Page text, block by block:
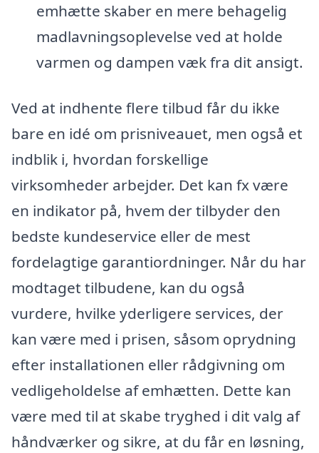
emhætte skaber en mere behagelig
madlavningsoplevelse ved at holde
varmen og dampen væk fra dit ansigt.
Ved at indhente flere tilbud får du ikke
bare en idé om prisniveauet, men også et
indblik i, hvordan forskellige
virksomheder arbejder. Det kan fx være
en indikator på, hvem der tilbyder den
bedste kundeservice eller de mest
fordelagtige garantiordninger. Når du har
modtaget tilbudene, kan du også
vurdere, hvilke yderligere services, der
kan være med i prisen, såsom oprydning
efter installationen eller rådgivning om
vedligeholdelse af emhætten. Dette kan
være med til at skabe tryghed i dit valg af
håndværker og sikre, at du får en løsning,